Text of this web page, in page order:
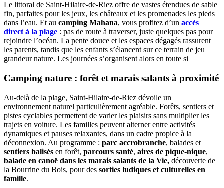
Le littoral de Saint-Hilaire-de-Riez offre de vastes étendues de sable
fin, parfaites pour les jeux, les châteaux et les promenades les pieds
dans l’eau. Et au camping Mahana, vous profitez d’un accès
direct à la plage : pas de route à traverser, juste quelques pas pour
rejoindre l’océan. La pente douce et les espaces dégagés rassurent
les parents, tandis que les enfants s’élancent sur ce terrain de jeu
grandeur nature. Les journées s’organisent alors en toute si
Camping nature : forêt et marais salants à proximité
Au-delà de la plage, Saint-Hilaire-de-Riez dévoile un
environnement naturel particulièrement agréable. Forêts, sentiers et
pistes cyclables permettent de varier les plaisirs sans multiplier les
trajets en voiture. Les familles peuvent alterner entre activités
dynamiques et pauses relaxantes, dans un cadre propice à la
déconnexion. Au programme : parc accrobranche, balades et
sentiers balisés en forêt, parcours santé, aires de pique-nique,
balade en canoë dans les marais salants de la Vie, découverte de
la Bourrine du Bois, pour des sorties ludiques et culturelles en
famille.